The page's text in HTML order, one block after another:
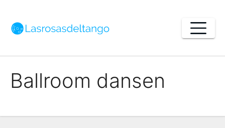
content
Ballroom dansen